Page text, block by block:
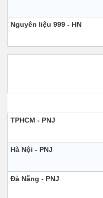
Nguyên liệu 999 - HN
TPHCM - PNJ
Hà Nội - PNJ
Đà Nẵng - PNJ